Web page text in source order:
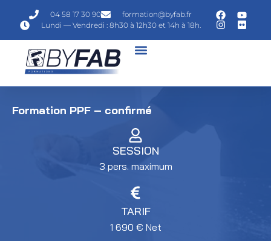
04 58 17 30 90
formation@byfab.fr
Lundi — Vendredi : 8h30 à 12h30 et 14h à 18h.
Formation PPF – confirmé
SESSION
3 pers. maximum
TARIF
1 690 € Net